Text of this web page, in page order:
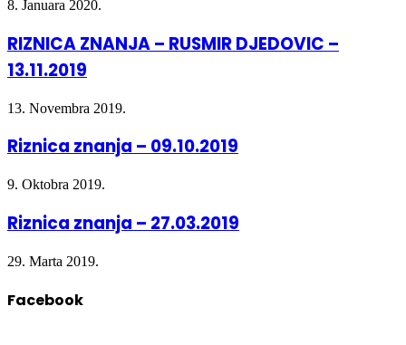
8. Januara 2020.
RIZNICA ZNANJA – RUSMIR DJEDOVIC –
13.11.2019
13. Novembra 2019.
Riznica znanja – 09.10.2019
9. Oktobra 2019.
Riznica znanja – 27.03.2019
29. Marta 2019.
Facebook